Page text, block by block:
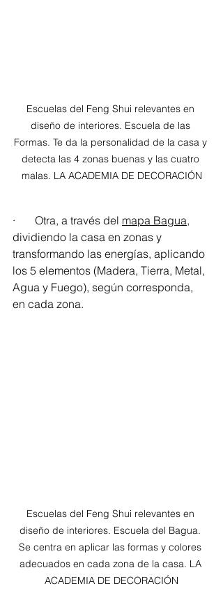
Escuelas del Feng Shui relevantes en
diseño de interiores. Escuela de las
Formas. Te da la personalidad de la casa y
detecta las 4 zonas buenas y las cuatro
malas. LA ACADEMIA DE DECORACIÓN
·       Otra, a través del mapa Bagua,
dividiendo la casa en zonas y
transformando las energías, aplicando
los 5 elementos (Madera, Tierra, Metal,
Agua y Fuego), según corresponda,
en cada zona.
Escuelas del Feng Shui relevantes en
diseño de interiores. Escuela del Bagua.
Se centra en aplicar las formas y colores
adecuados en cada zona de la casa. LA
ACADEMIA DE DECORACIÓN